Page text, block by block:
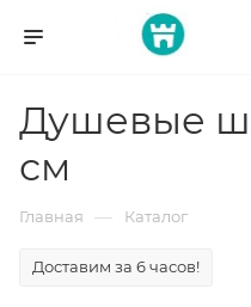
Душевые
см
Главная — Каталог
Доставим за 6 часов!